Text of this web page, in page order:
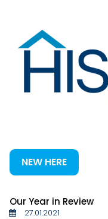
NEW HERE
Our Year in Review
27.01.2021